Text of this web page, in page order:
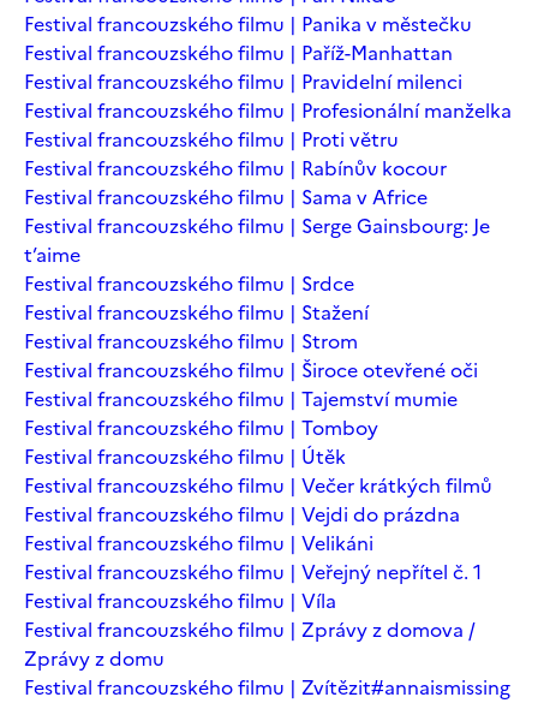
Festival francouzského filmu | Panika v městečku
Festival francouzského filmu | Paříž-Manhattan
Festival francouzského filmu | Pravidelní milenci
Festival francouzského filmu | Profesionální manželka
Festival francouzského filmu | Proti větru
Festival francouzského filmu | Rabínův kocour
Festival francouzského filmu | Sama v Africe
Festival francouzského filmu | Serge Gainsbourg: Je
t’aime
Festival francouzského filmu | Srdce
Festival francouzského filmu | Stažení
Festival francouzského filmu | Strom
Festival francouzského filmu | Široce otevřené oči
Festival francouzského filmu | Tajemství mumie
Festival francouzského filmu | Tomboy
Festival francouzského filmu | Útěk
Festival francouzského filmu | Večer krátkých filmů
Festival francouzského filmu | Vejdi do prázdna
Festival francouzského filmu | Velikáni
Festival francouzského filmu | Veřejný nepřítel č. 1
Festival francouzského filmu | Víla
Festival francouzského filmu | Zprávy z domova /
Zprávy z domu
Festival francouzského filmu | Zvítězit#annaismissing